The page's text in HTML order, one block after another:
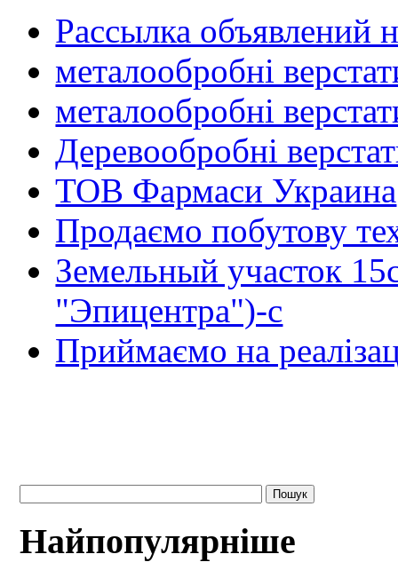
Рассылка объявлений
металообробні
металообробні
Деревообробні
ТОВ Фармаси Украина
Продаємо побутову
Земельный участок
"Эпицентра")-с
Приймаємо на
Найпопулярніше